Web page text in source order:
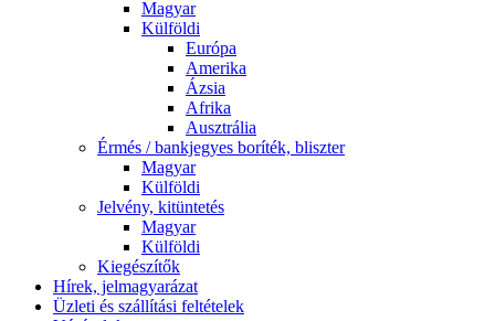
Magyar
Külföldi
Európa
Amerika
Ázsia
Afrika
Ausztrália
Érmés / bankjegyes boríték, bliszter
Magyar
Külföldi
Jelvény, kitüntetés
Magyar
Külföldi
Kiegészítők
Hírek, jelmagyarázat
Üzleti és szállítási feltételek